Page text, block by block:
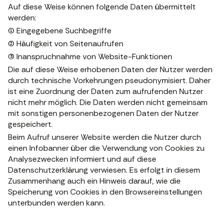
Auf diese Weise können folgende Daten übermittelt
werden:
(1) Eingegebene Suchbegriffe
(2) Häufigkeit von Seitenaufrufen
(3) Inanspruchnahme von Website-Funktionen
Die auf diese Weise erhobenen Daten der Nutzer werden
durch technische Vorkehrungen pseudonymisiert. Daher
ist eine Zuordnung der Daten zum aufrufenden Nutzer
nicht mehr möglich. Die Daten werden nicht gemeinsam
mit sonstigen personenbezogenen Daten der Nutzer
gespeichert.
Beim Aufruf unserer Website werden die Nutzer durch
einen Infobanner über die Verwendung von Cookies zu
Analysezwecken informiert und auf diese
Datenschutzerklärung verwiesen. Es erfolgt in diesem
Zusammenhang auch ein Hinweis darauf, wie die
Speicherung von Cookies in den Browsereinstellungen
unterbunden werden kann.